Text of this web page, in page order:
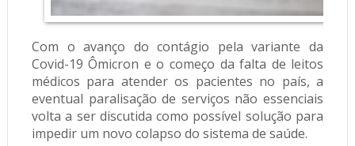
Com o avanço do contágio pelavariante da
Covid-19 Ômicron e o começo da falta de leitos
médicos para atender os pacientes no país, a
eventual paralisação de serviços não essenciais
volta a ser discutida como possível solução para
impedir um novo colapso do sistema de saúde.